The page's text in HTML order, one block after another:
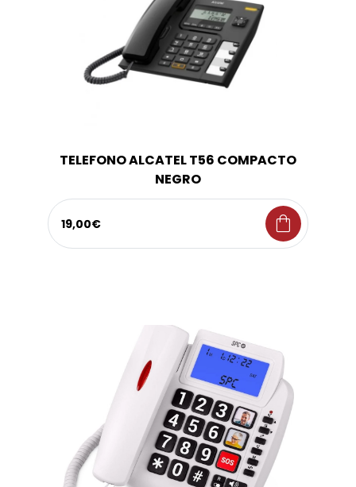
TELEFONO ALCATEL T56 COMPACTO
NEGRO
19,00€ shopping_bag